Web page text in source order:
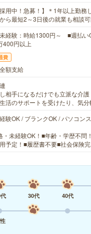
採用中！急募！】＊1年以上勤務
ら最短2～3日後の就業も相談可
経験：時給1300円～ ■週払
400円以上
費
額支給
相手になるだけでも立派な介
活のサポートを受けたり、気
験OK / ブランクOK / パソコン
・未経験OK！■年齢・学歴不問
予定！■履歴書不要■社会保険
30代 40代